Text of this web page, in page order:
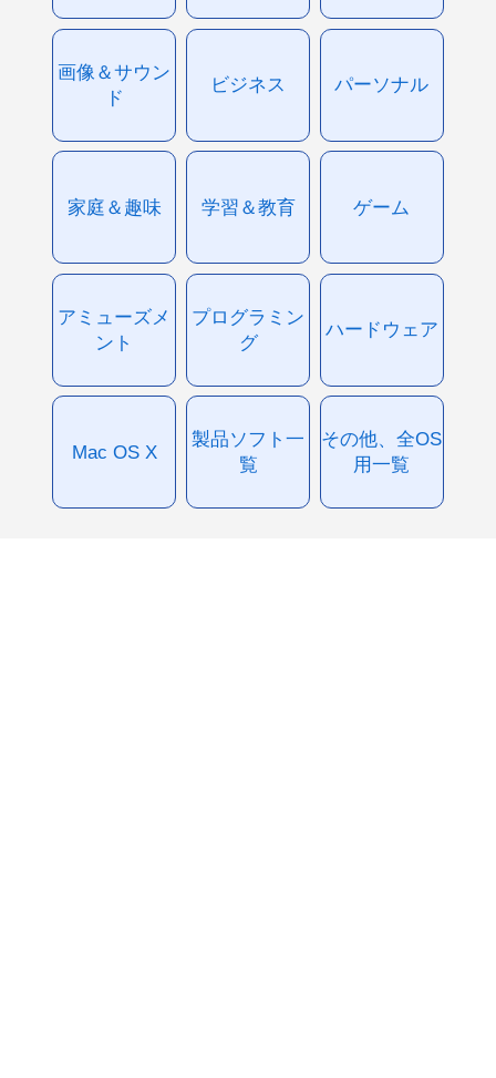
画像＆サウン
ド
ビジネス パーソナル
家庭＆趣味 学習＆教育 ゲーム
アミューズメ
ント
プログラミン
グ
ハードウェア
Mac OS X
製品ソフト一
覧
その他、全OS
用一覧